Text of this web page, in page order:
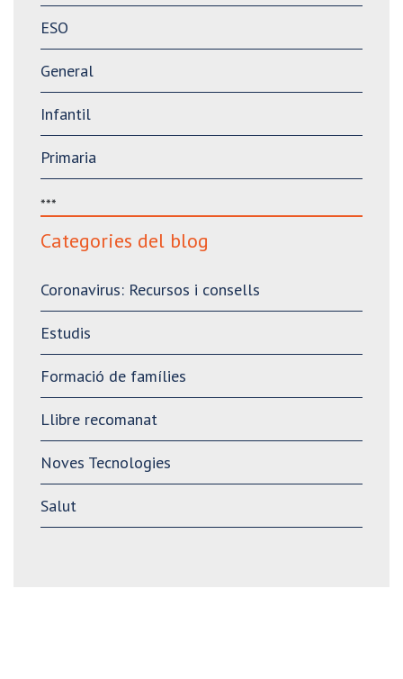
ESO
General
Infantil
Primaria
***
Categories del blog
Coronavirus: Recursos i consells
Estudis
Formació de famílies
Llibre recomanat
Noves Tecnologies
Salut